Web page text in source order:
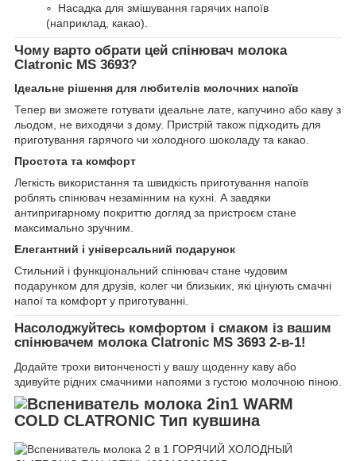
Насадка для змішування гарячих напоїв
(наприклад, какао).
Чому варто обрати цей спінювач молока
Clatronic MS 3693?
Ідеальне рішення для любителів молочних напоїв
Тепер ви зможете готувати ідеальне лате, капучино або каву з
льодом, не виходячи з дому. Пристрій також підходить для
приготування гарячого чи холодного шоколаду та какао.
Простота та комфорт
Легкість використання та швидкість приготування напоїв
роблять спінювач незамінним на кухні. А завдяки
антипригарному покриттю догляд за пристроєм стане
максимально зручним.
Елегантний і універсальний подарунок
Стильний і функціональний спінювач стане чудовим
подарунком для друзів, колег чи близьких, які цінують смачні
напої та комфорт у приготуванні.
Насолоджуйтесь комфортом і смаком із вашим
спінювачем молока Clatronic MS 3693 2-в-1!
Додайте трохи витонченості у вашу щоденну каву або
здивуйте рідних смачними напоями з густою молочною піною.